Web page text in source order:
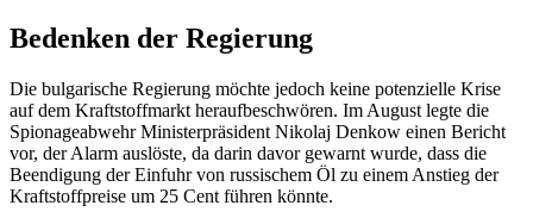
Bedenken der Regierung
Die bulgarische Regierung möchte jedoch keine potenzielle Krise
auf dem Kraftstoffmarkt heraufbeschwören. Im August legte die
Spionageabwehr Ministerpräsident Nikolaj Denkow einen Bericht
vor, der Alarm auslöste, da darin davor gewarnt wurde, dass die
Beendigung der Einfuhr von russischem Öl zu einem Anstieg der
Kraftstoffpreise um 25 Cent führen könnte.